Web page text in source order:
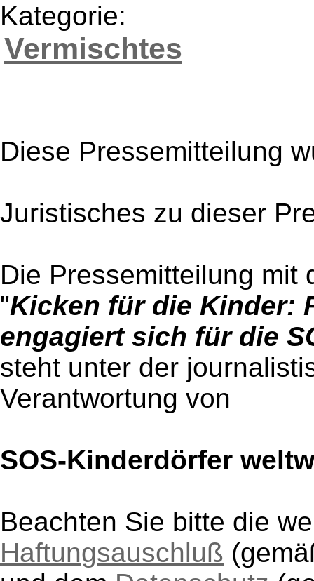
Kategorie:
Vermischtes
Diese Pressemitteilung
Juristisches zu dieser
Die Pressemitteilung mit
"Kicken für die Kinder:
engagiert sich für die
steht unter der
Verantwortung von
SOS-Kinderdörfer
Beachten Sie bitte die
Haftungsauschluß